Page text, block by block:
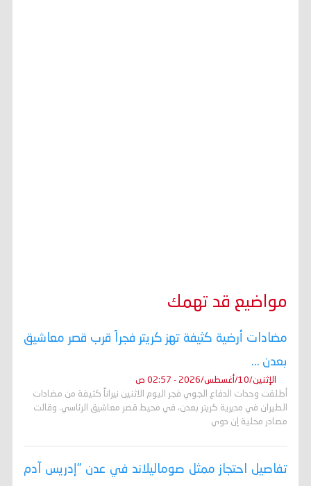
مواضيع قد تهمك
مضادات أرضية كثيفة تهز كريتر فجراً قرب قصر معاشيق
بعدن ...
الإثنين/10/أغسطس/2026 - 02:57 ص
أطلقت وحدات الدفاع الجوي فجر اليوم الاثنين نيراناً كثيفة من مضادات
الطيران في مديرية كريتر بعدن، في محيط قصر معاشيق الرئاسي. وقالت
مصادر محلية إن دوي
تفاصيل احتجاز ممثل صوماليلاند في عدن "إدريس آدم